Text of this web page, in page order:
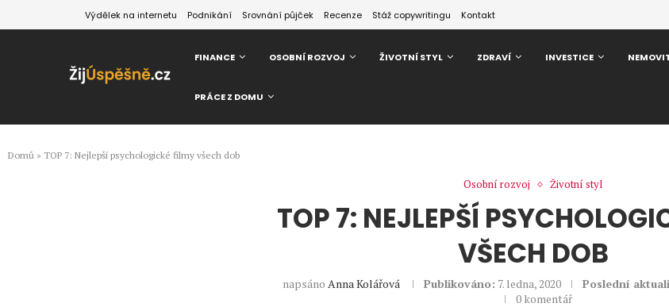
Výdělek na internetu Podnikání Srovnání půjček Recenze Stáž copywritingu Kontakt
FINANCE OSOBNÍ ROZVOJ ŽIVOTNÍ STYL ZDRAVÍ INVESTICE
PRÁCE Z DOMU
Domů » TOP 7: Nejlepší psychologické filmy všech dob
Osobní rozvoj Životní styl
TOP 7: NEJLEPŠÍ
VŠECH DOB
napsánoAnna Kolářová Publikováno: 7. ledna, 2020 Poslední
0 komentář